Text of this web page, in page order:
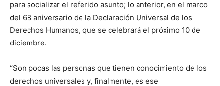
para socializar el referido asunto; lo anterior, en el marco
del 68 aniversario de la Declaración Universal de los
Derechos Humanos, que se celebrará el próximo 10 de
diciembre.
“Son pocas las personas que tienen conocimiento de los
derechos universales y, finalmente, es ese